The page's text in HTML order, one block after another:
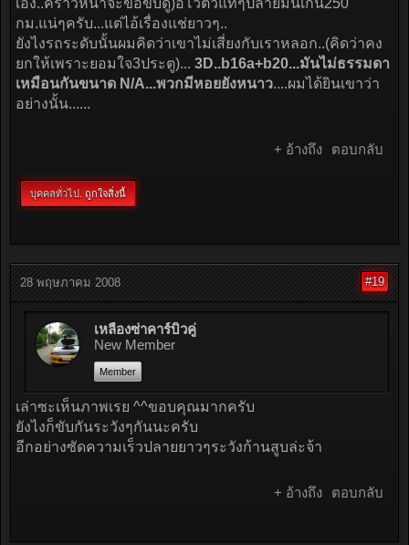
เอง..คราวหน้าจะขอขับดู)อีโวตัวแท้ๆปลายมันเกิน250
กม.แน่ๆครับ...แต่ไอ้เรื่องแช่ยาวๆ..
ยังไงรถระดับนั้นผมคิดว่าเขาไม่เสี่ยงกับเราหลอก..(คิดว่าคง
ยกให้เพราะยอมใจ3ประตู)... 3D..b16a+b20...มันไม่ธรรมดา
เหมือนกันขนาด N/A...พวกมีหอยยังหนาว....ผมได้ยินเขาว่า
อย่างนั้น......
+ อ้างถึง ตอบกลับ
บุคคลทั่วไป. ถูกใจสิ่งนี้
28 พฤษภาคม 2008 #19
เหลืองซ่าคาร์บิวคู่
New Member
Member
เล่าซะเห็นภาพเรย ^^ขอบคุณมากครับ
ยังไงก็ขับกันระวังๆกันนะครับ
อีกอย่างซัดความเร็วปลายยาวๆระวังก้านสูบล่ะจ้า
+ อ้างถึง ตอบกลับ